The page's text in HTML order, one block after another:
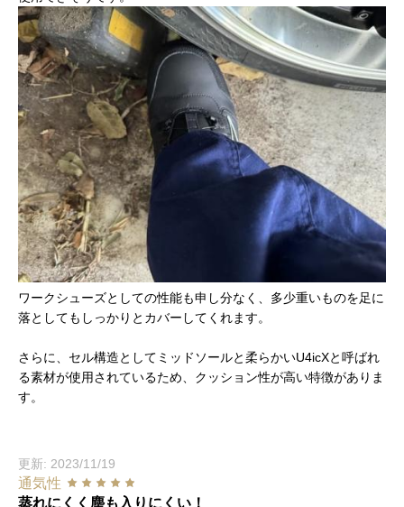
ワークシューズとしての性能も申し分なく、多少重いものを足に
落としてもしっかりとカバーしてくれます。
さらに、セル構造としてミッドソールと柔らかいU4icXと呼ばれ
る素材が使用されているため、クッション性が高い特徴がありま
す。
更新: 2023/11/19
通気性
蒸れにくく塵も入りにくい！